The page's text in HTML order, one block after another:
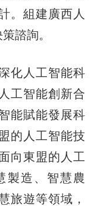
。組建廣西人
諮詢。
化人工智能科
工智能創新合
能賦能發展科
的人工智能技
向東盟的人工
製造、智慧農
旅遊等領域，